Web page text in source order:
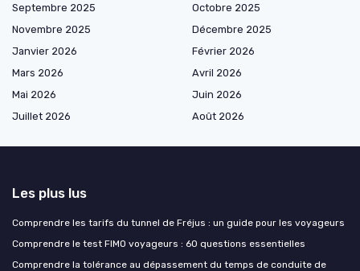
Septembre 2025
Octobre 2025
Novembre 2025
Décembre 2025
Janvier 2026
Février 2026
Mars 2026
Avril 2026
Mai 2026
Juin 2026
Juillet 2026
Août 2026
Les plus lus
Comprendre les tarifs du tunnel de Fréjus : un guide pour les voyageurs
Comprendre le test FIMO voyageurs : 60 questions essentielles
Comprendre la tolérance au dépassement du temps de conduite de